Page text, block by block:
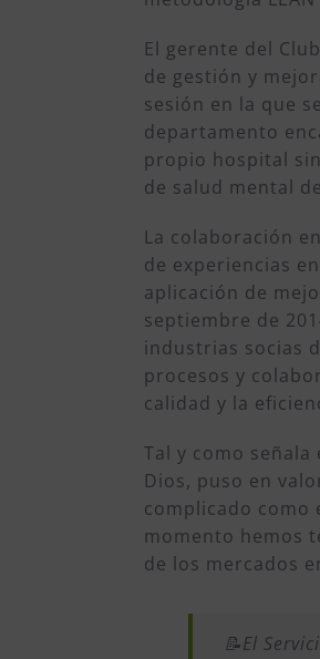
El gerente del
de gestión y
sesión en la que
departamento
propio hospital
de salud mental
La colaboración
de experiencias
aplicación de
septiembre de
industrias socias
procesos y
calidad y la
Tal y como
Dios, puso en
complicado como
momento hemos
de los mercados
📝El